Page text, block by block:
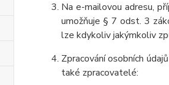
Na e-mailovou adresu,
umožňuje § 7 odst. 3
lze kdykoliv jakýmkoliv
Zpracování osobních
také zpracovatelé: